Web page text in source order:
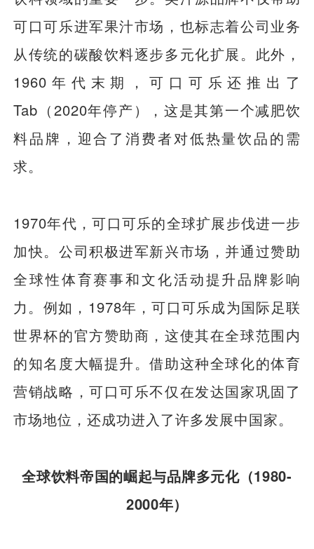
可口可乐进军果汁市场，也标志着公司业务
从传统的碳酸饮料逐步多元化扩展。此外，
1960年代末期，可口可乐还推出了
Tab（2020年停产），这是其第一个减肥饮
料品牌，迎合了消费者对低热量饮品的需
求。
1970年代，可口可乐的全球扩展步伐进一步
加快。公司积极进军新兴市场，并通过赞助
全球性体育赛事和文化活动提升品牌影响
力。例如，1978年，可口可乐成为国际足联
世界杯的官方赞助商，这使其在全球范围内
的知名度大幅提升。借助这种全球化的体育
营销战略，可口可乐不仅在发达国家巩固了
市场地位，还成功进入了许多发展中国家。
全球饮料帝国的崛起与品牌多元化（1980-
2000年）